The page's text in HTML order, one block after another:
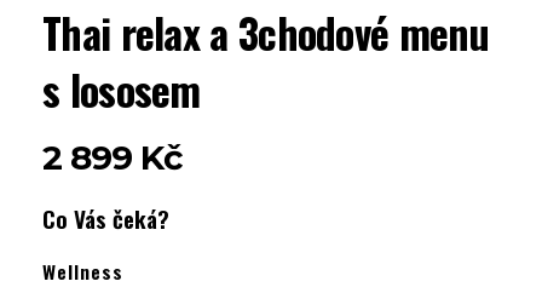
Thai relax a 3chodové menu
s lososem
2 899 Kč
Co Vás čeká?
Wellness